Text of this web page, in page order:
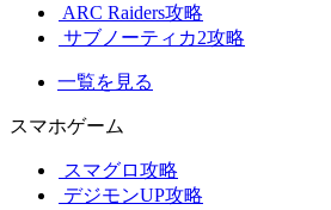
ARC Raiders攻略
サブノーティカ2攻略
一覧を見る
スマホゲーム
スマグロ攻略
デジモンUP攻略